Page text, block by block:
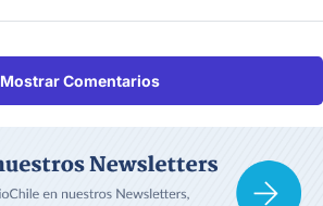
Mostrar Comentarios